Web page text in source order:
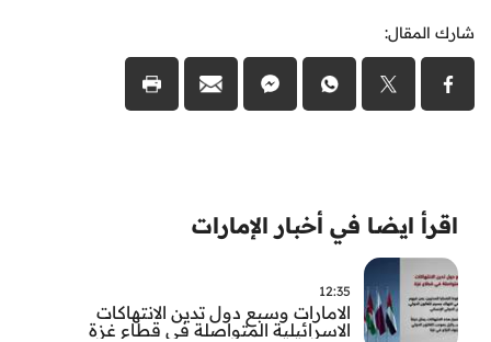
شارك المقال:
اقرأ ايضا في أخبار الإمارات
12:35
الامارات وسبع دول تدين الانتهاكات
الاسرائيلية المتواصلة في قطاع غزة